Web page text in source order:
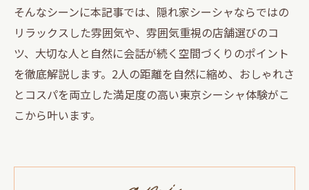
そんなシーンに本記事では、隠れ家シーシャならではの
リラックスした雰囲気や、雰囲気重視の店舗選びのコ
ツ、大切な人と自然に会話が続く空間づくりのポイント
を徹底解説します。2人の距離を自然に縮め、おしゃれさ
とコスパを両立した満足度の高い東京シーシャ体験がこ
こから叶います。